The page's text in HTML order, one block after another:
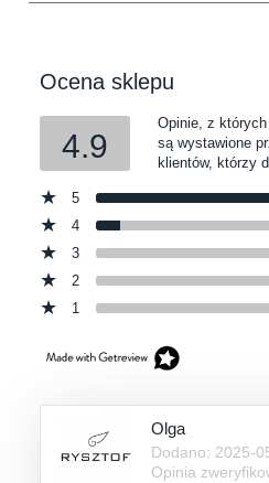
Ocena sklepu
4.9
Opinie, z których
są wystawione
klientów, którzy
5
4
3
2
1
Olga
Dodano: 2025-
Opinia